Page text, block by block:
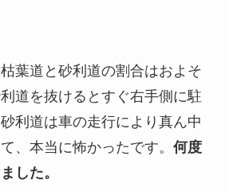
葉道と砂利道の割合はおよそ
道を抜けるとすぐ右手側に駐
利道は車の走行により真ん中
、本当に怖かったです。 何度
した。